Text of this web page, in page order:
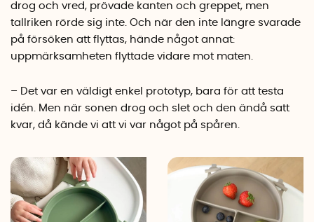
drog och vred, prövade kanten och greppet, men
tallriken rörde sig inte. Och när den inte längre svarade
på försöken att flyttas, hände något annat:
uppmärksamheten flyttade vidare mot maten.
– Det var en väldigt enkel prototyp, bara för att testa
idén. Men när sonen drog och slet och den ändå satt
kvar, då kände vi att vi var något på spåren.